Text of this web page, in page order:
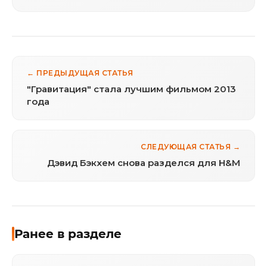
← ПРЕДЫДУЩАЯ СТАТЬЯ
"Гравитация" стала лучшим фильмом 2013
года
СЛЕДУЮЩАЯ СТАТЬЯ →
Дэвид Бэкхем снова разделся для H&M
Ранее в разделе